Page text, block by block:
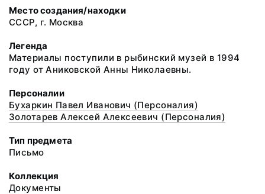
Место создания/находки
СССР, г. Москва
Легенда
Материалы поступили в рыбинский музей в 1994
году от Аниковской Анны Николаевны.
Персоналии
Бухаркин Павел Иванович (Персоналия)
Золотарев Алексей Алексеевич (Персоналия)
Тип предмета
Письмо
Коллекция
Документы